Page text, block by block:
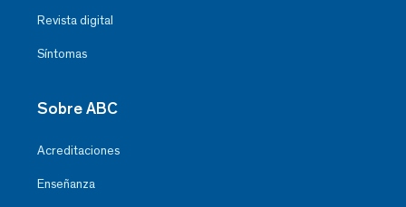
Revista digital
Síntomas
Sobre ABC
Acreditaciones
Enseñanza